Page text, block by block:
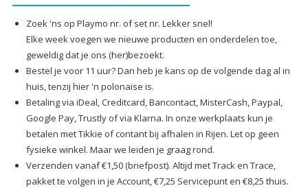
Zoek 'ns op Playmo nr. of set nr. Lekker snel!
Elke week voegen we nieuwe producten en onderdelen toe,
geweldig dat je ons (her)bezoekt.
Bestel je voor 11 uur? Dan heb je kans op de volgende dag al in
huis, tenzij hier 'n polonaise is.
Betaling via iDeal, Creditcard, Bancontact, MisterCash, Paypal,
Google Pay, Trustly of via Klarna. In onze werkplaats kun je
betalen met Tikkie of contant bij afhalen in Rijen. Let op geen
fysieke winkel. Maar we leiden je graag rond.
Verzenden vanaf €1,50 (briefpost). Altijd met Track en Trace,
pakket te volgen in je Account, €7,25 Servicepunt en €8,25 thuis.